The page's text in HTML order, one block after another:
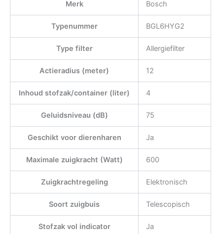
Merk
Bosch
Typenummer BGL6HYG2
Type filter Allergiefilter
Actieradius (meter) 12
Inhoud stofzak/container (liter) 4
Geluidsniveau (dB) 75
Geschikt voor dierenharen Ja
Maximale zuigkracht (Watt) 600
Zuigkrachtregeling Elektronisch
Soort zuigbuis Telescopisch
Stofzak vol indicator Ja